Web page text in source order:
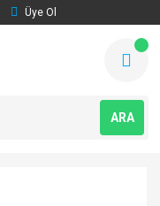
Üye Ol
ARA